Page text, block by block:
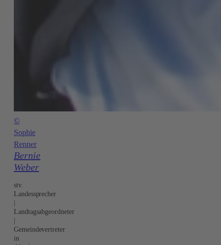
©
Sophie
Renner
Bernie
Weber
stv.
Landessprecher
Landtagsabgeordneter
Gemeindevertreter
in